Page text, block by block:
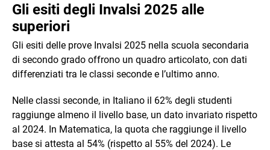
Gli esiti degli Invalsi 2025 alle
superiori
Gli esiti delle prove Invalsi 2025 nella scuola secondaria
di secondo grado offrono un quadro articolato, con dati
differenziati tra le classi seconde e l’ultimo anno.
Nelle classi seconde, in Italiano il 62% degli studenti
raggiunge almeno il livello base, un dato invariato rispetto
al 2024. In Matematica, la quota che raggiunge il livello
base si attesta al 54% (rispetto al 55% del 2024). Le